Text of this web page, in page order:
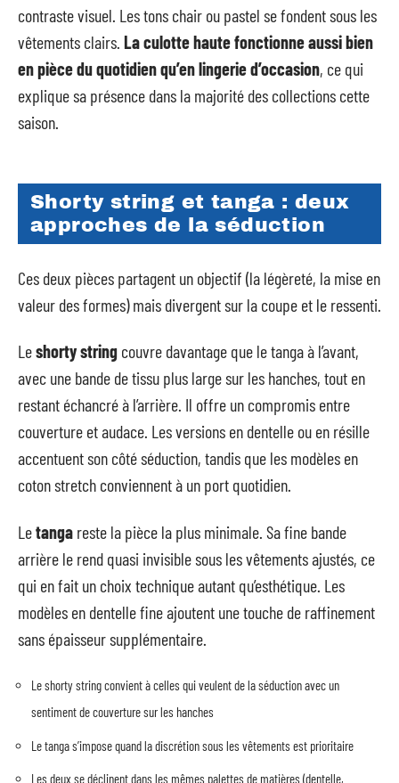
contraste visuel. Les tons chair ou pastel se fondent sous les
vêtements clairs. La culotte haute fonctionne aussi bien
en pièce du quotidien qu’en lingerie d’occasion, ce qui
explique sa présence dans la majorité des collections cette
saison.
Shorty string et tanga : deux
approches de la séduction
Ces deux pièces partagent un objectif (la légèreté, la mise en
valeur des formes) mais divergent sur la coupe et le ressenti.
Leshorty string couvre davantage que le tanga à l’avant,
avec une bande de tissu plus large sur les hanches, tout en
restant échancré à l’arrière. Il offre un compromis entre
couverture et audace. Les versions en dentelle ou en résille
accentuent son côté séduction, tandis que les modèles en
coton stretch conviennent à un port quotidien.
Letanga reste la pièce la plus minimale. Sa fine bande
arrière le rend quasi invisible sous les vêtements ajustés, ce
qui en fait un choix technique autant qu’esthétique. Les
modèles en dentelle fine ajoutent une touche de raffinement
sans épaisseur supplémentaire.
Le shorty string convient à celles qui veulent de la séduction avec un
sentiment de couverture sur les hanches
Le tanga s’impose quand la discrétion sous les vêtements est prioritaire
Les deux se déclinent dans les mêmes palettes de matières (dentelle,